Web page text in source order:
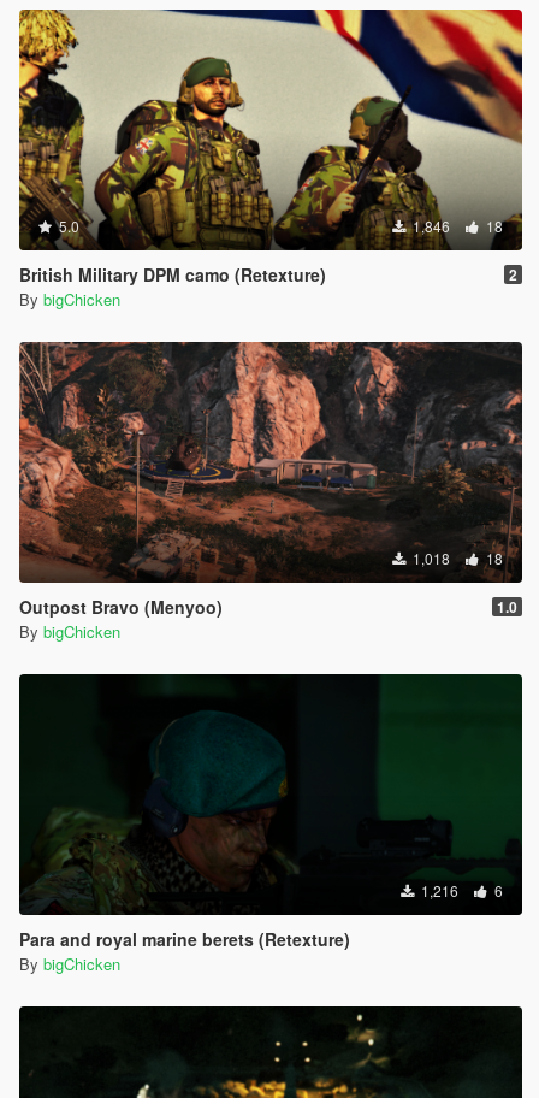
5.0 1,846 18
British Military DPM camo (Retexture) 2
By bigChicken
1,018 18
Outpost Bravo (Menyoo) 1.0
By bigChicken
1,216 6
Para and royal marine berets (Retexture)
By bigChicken